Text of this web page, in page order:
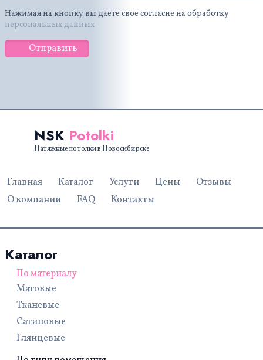
Нажимая на кнопку вы даете свое согласие на обработку
персональных данных
Отправить
NSK Potolki
Натяжные потолки в Новосибирске
Главная Каталог Услуги Цены
Отзывы
О компании
FAQ Контакты
Каталог
По материалу
Матовые
Тканевые
Сатиновые
Глянцевые